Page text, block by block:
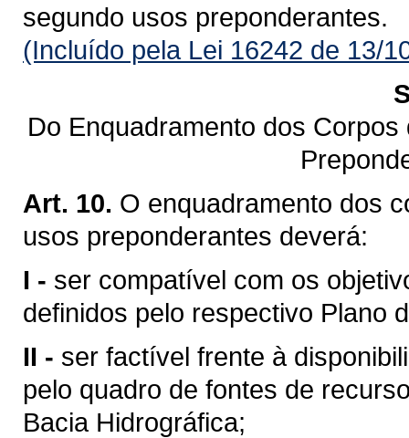
segundo usos preponderantes.
(Incluído pela Lei 16242 de 13/
Do Enquadramento dos
Art. 10. O enquadramento dos
usos preponderantes deverá:
I - ser compatível com os
definidos pelo respectivo Plano
II - ser factível frente à
pelo quadro de fontes de
Bacia Hidrográfica;